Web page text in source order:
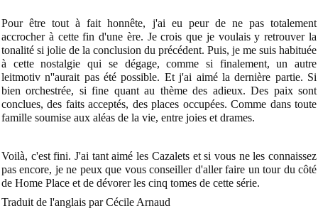
Pour être tout à fait honnête, j'ai eu peur de ne pas totalement
accrocher à cette fin d'une ère. Je crois que je voulais y retrouver la
tonalité si jolie de la conclusion du précédent. Puis, je me suis habituée
à cette nostalgie qui se dégage, comme si finalement, un autre
leitmotiv n''aurait pas été possible. Et j'ai aimé la dernière partie. Si
bien orchestrée, si fine quant au thème des adieux. Des paix sont
conclues, des faits acceptés, des places occupées. Comme dans toute
famille soumise aux aléas de la vie, entre joies et drames.
Voilà, c'est fini. J'ai tant aimé les Cazalets et si vous ne les connaissez
pas encore, je ne peux que vous conseiller d'aller faire un tour du côté
de Home Place et de dévorer les cinq tomes de cette série.
Traduit de l'anglais par Cécile Arnaud